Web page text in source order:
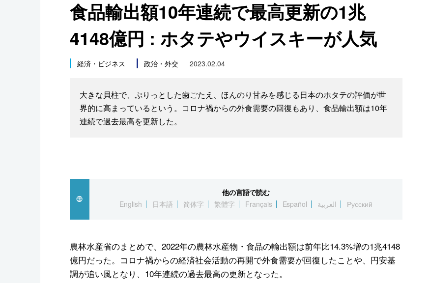
食品輸出額10年連続で最高更新の1兆
4148億円 : ホタテやウイスキーが人気
経済・ビジネス 政治・外交 2023.02.04
大きな貝柱で、ぷりっとした歯ごたえ、ほんのり甘みを感じる日本のホタテの評価が世
界的に高まっているという。コロナ禍からの外食需要の回復もあり、食品輸出額は10年
連続で過去最高を更新した。
他の言語で読む
English
日本語 简体字 繁體字 Français Español العربية Русский
農林水産省のまとめで、2022年の農林水産物・食品の輸出額は前年比14.3%増の1兆4148
億円だった。コロナ禍からの経済社会活動の再開で外食需要が回復したことや、円安基
調が追い風となり、10年連続の過去最高の更新となった。